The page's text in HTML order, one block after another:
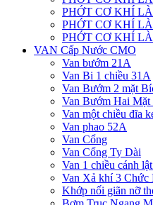
PHỚT CƠ KHÍ
PHỚT CƠ KHÍ
PHỚT CƠ KHÍ
VAN Cấp Nước CMO
Van bướm 21A
Van Bi 1 chiều 31A
Van Bướm 2 mặt
Van Bướm Hai Mặt
Van một chiều đĩa
Van phao 52A
Van Cổng
Van Cổng Ty Dài
Van 1 chiều cánh
Van Xả khí 3 Chức
Khớp nối giãn nỡ